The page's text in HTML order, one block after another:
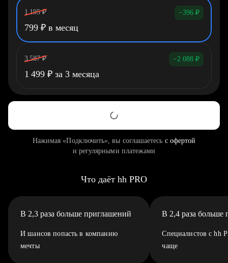
1 195 ₽ −396 ₽
799 ₽ в месяц
3 587 ₽ −2 088 ₽
1 499 ₽ за 3 месяца
Нажимая «Подключить», вы соглашаетесь с офертой
и регулярными платежами
Что даёт hh PRO
В 2,3 раза больше приглашений
И шансов попасть в компанию
мечты
В 2,4 раза больше
Специалистов с hh
чаще